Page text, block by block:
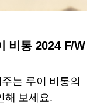
비통 2024 F/W
는 루이 비통의
해 보세요.